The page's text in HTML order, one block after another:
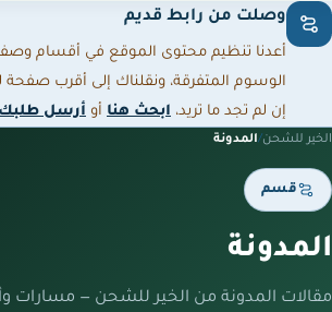
وصلت من رابط قديم
أعدنا تنظيم محتوى الموقع في أقسام
الوسوم المتفرقة، ونقلناك إلى أقرب
إن لم تجد ما تريد، ابحث هنا أو أرسل
الخير للشحن/المدونة
قسم
المدونة
مقالات المدونة من الخير للشحن — مسارات